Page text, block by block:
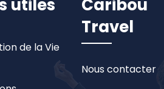
utiles
de la Vie
Caribou
Travel
Nous contacter